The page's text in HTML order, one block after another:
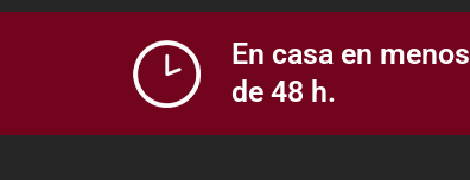
En casa en menos
de 48 h.